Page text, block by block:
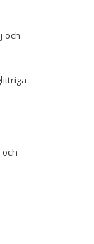
och